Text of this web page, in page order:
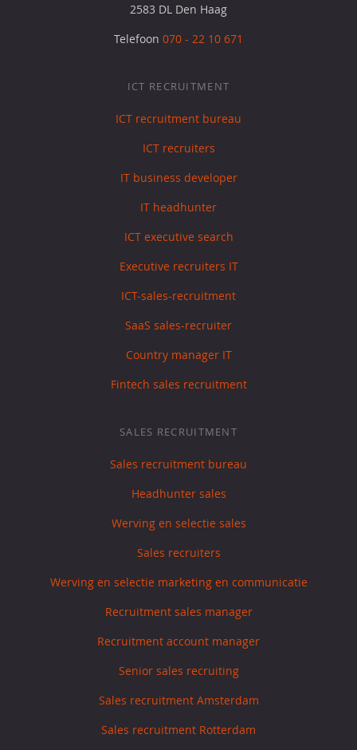
2583 DL Den Haag
Telefoon 070 - 22 10 671
ICT RECRUITMENT
ICT recruitment bureau
ICT recruiters
IT business developer
IT headhunter
ICT executive search
Executive recruiters IT
ICT-sales-recruitment
SaaS sales-recruiter
Country manager IT
Fintech sales recruitment
SALES RECRUITMENT
Sales recruitment bureau
Headhunter sales
Werving en selectie sales
Sales recruiters
Werving en selectie marketing en communicatie
Recruitment sales manager
Recruitment account manager
Senior sales recruiting
Sales recruitment Amsterdam
Sales recruitment Rotterdam